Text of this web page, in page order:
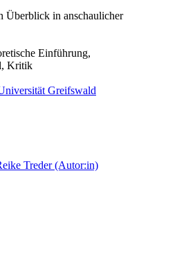
Überblick in anschaulicher
Einführung,
Kritik
Greifswald
Treder (Autor:in)